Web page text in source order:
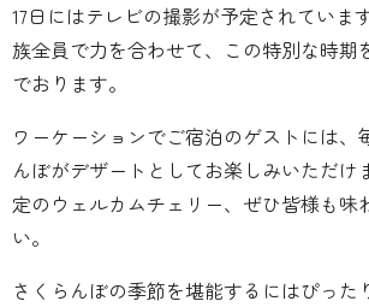
17日にはテレビの撮影が予定されていま
族全員で力を合わせて、この特別な時期
でおります。
ワーケーションでご宿泊のゲストには、
んぼがデザートとしてお楽しみいただけ
定のウェルカムチェリー、ぜひ皆様も味
い。
さくらんぼの季節を堪能するにはぴった